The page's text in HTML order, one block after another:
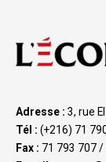
Adresse : 3, rue
Tél : (+216) 71
Fax : 71 793 707